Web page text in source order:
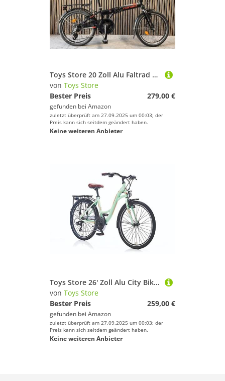
Toys Store 20 Zoll Alu Faltrad Klapprad 7 Gang-Schaltung Camping Rad Klappfahrrad (Schwarz-Rot)
von Toys Store
Bester Preis
279,00 €
gefunden bei Amazon
zuletzt überprüft am 27.09.2025 um 00:03; der
Preis kann sich seitdem geändert haben.
Keine weiteren Anbieter
Toys Store 26' Zoll Alu City Bike Mädchen Fahrrad Aluminium 21 Gang RH 13-14'
von Toys Store
Bester Preis
259,00 €
gefunden bei Amazon
zuletzt überprüft am 27.09.2025 um 00:03; der
Preis kann sich seitdem geändert haben.
Keine weiteren Anbieter